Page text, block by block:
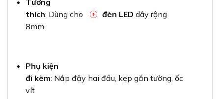
Tương
thích: Dùng cho đèn LED dây rộng
8mm
Phụ kiện
đi kèm: Nắp đậy hai đầu, kẹp gắn tường, ốc
vít